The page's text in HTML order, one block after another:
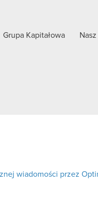
Grupa Kapitałowa
wiadomości przez